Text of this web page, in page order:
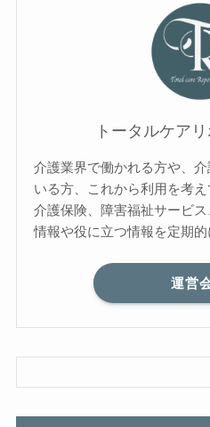
トータルケア
介護業界で働かれる方や、
いる方、これから利用を考え
介護保険、障害福祉サービ
情報や役に立つ情報を定期的
運営